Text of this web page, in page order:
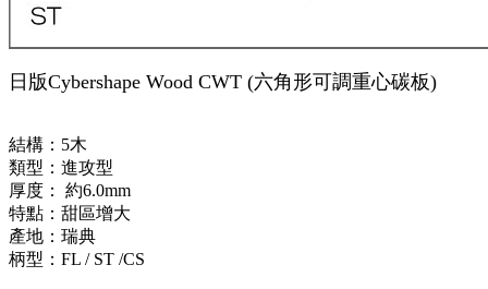
日版Cybershape Wood CWT (六角形可調重心碳板)
結構：5木
類型：進攻型
厚度： 約6.0mm
特點：甜區增大
產地：瑞典
柄型：FL / ST /CS